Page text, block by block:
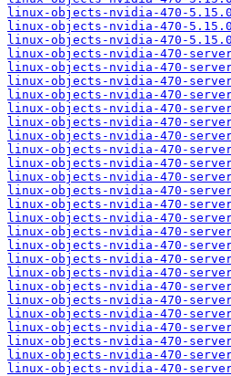
linux-objects-nvidia-470-
linux-objects-nvidia-470-
linux-objects-nvidia-470-
linux-objects-nvidia-470-
linux-objects-nvidia-470-
linux-objects-nvidia-470-
linux-objects-nvidia-470-
linux-objects-nvidia-470-
linux-objects-nvidia-470-
linux-objects-nvidia-470-
linux-objects-nvidia-470-
linux-objects-nvidia-470-
linux-objects-nvidia-470-
linux-objects-nvidia-470-
linux-objects-nvidia-470-
linux-objects-nvidia-470-
linux-objects-nvidia-470-
linux-objects-nvidia-470-
linux-objects-nvidia-470-
linux-objects-nvidia-470-
linux-objects-nvidia-470-
linux-objects-nvidia-470-
linux-objects-nvidia-470-
linux-objects-nvidia-470-
linux-objects-nvidia-470-
linux-objects-nvidia-470-
linux-objects-nvidia-470-